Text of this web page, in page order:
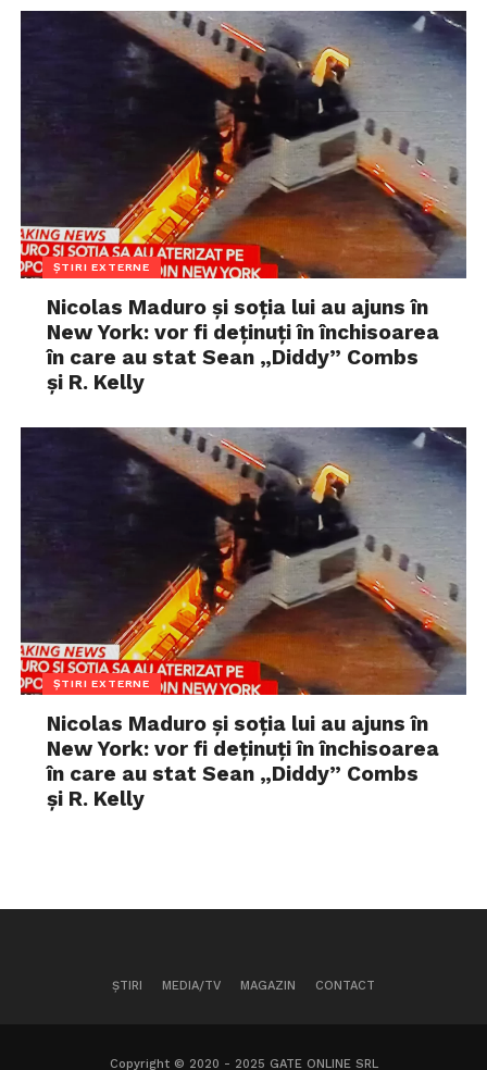
ȘTIRI EXTERNE
Nicolas Maduro și soția lui au ajuns în
New York: vor fi deținuți în închisoarea
în care au stat Sean „Diddy” Combs
și R. Kelly
ȘTIRI EXTERNE
Nicolas Maduro și soția lui au ajuns în
New York: vor fi deținuți în închisoarea
în care au stat Sean „Diddy” Combs
și R. Kelly
ȘTIRI MEDIA/TV MAGAZIN CONTACT
Copyright © 2020 - 2025 GATE ONLINE SRL